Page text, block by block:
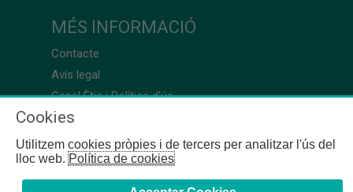
MÉS INFORMACIÓ
Contacte
Avís legal
Canal Ètic i Política d’ús
Cookies
Utilitzem cookies pròpies i de tercers per analitzar l'ús del
lloc web.Política de cookies